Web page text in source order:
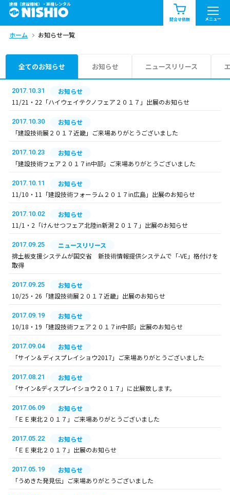
建機（建設機械）・重機レンタル
問合せ依頼 メニュー
商品一覧 お知らせ一覧
問合せ依頼リスト
エリア情報を見る
ホーム お知らせ一覧
全てのお知らせ お知らせ ニュースリリース
2017.10.31
お知らせ
11/21・22「ハイウェイテクノフェア２０１７」出展のお知らせ
2017.10.30
お知らせ
「建設技術展２０１７近畿」ご来場ありがとうございました
2017.10.23
お知らせ
「建設技術フェア２０１７in中部」ご来場ありがとうございました
2017.10.11
お知らせ
11/10・11「建設技術フォーラム２０１７in広島」出展のお知らせ
2017.10.02
お知らせ
11/1・2「けんせつフェア北陸in新潟２０１７」出展のお知らせ
2017.09.25
ニュースリリース
排土板支援システムが国交省 新技術情報提供システムで「-VE」格付けを
取得
2017.09.25
お知らせ
10/25・26「建設技術展２０１７近畿」出展のお知らせ
2017.09.19
お知らせ
10/18・19「建設技術フェア２０１７in中部」出展のお知らせ
2017.09.04
お知らせ
「サイン＆ディスプレイショウ2017」ご来場ありがとうございました
2017.08.21
お知らせ
「サイン&ディスプレイショウ２０１７」に出展致します。
2017.06.09
お知らせ
「ＥＥ東北２０１７」ご来場ありがとうございました
2017.05.22
お知らせ
「ＥＥ東北２０１７」出展のお知らせ
2017.05.19
お知らせ
「うめきた発見伝」ご来場ありがとうございました